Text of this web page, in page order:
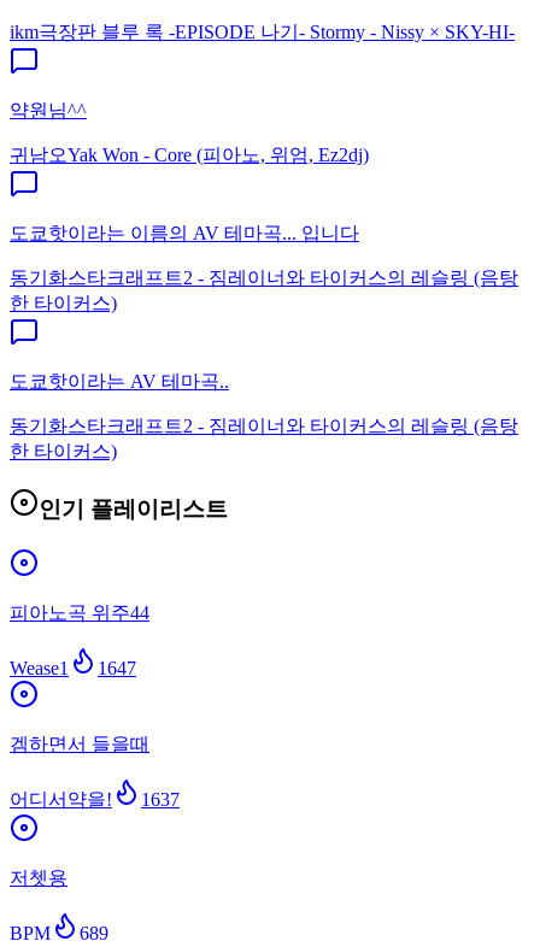
ikm극장판 블루 록 -EPISODE 나기- Stormy - Nissy × SKY-HI-
약원님^^
귀남오Yak Won - Core (피아노, 위엄, Ez2dj)
도쿄핫이라는 이름의 AV 테마곡... 입니다
동기화스타크래프트2 - 짐레이너와 타이커스의 레슬링 (음탕
한 타이커스)
도쿄핫이라는 AV 테마곡..
동기화스타크래프트2 - 짐레이너와 타이커스의 레슬링 (음탕
한 타이커스)
인기 플레이리스트
피아노곡 위주44
Wease1 1647
겜하면서 들을때
어디서약을! 1637
저쳇용
BPM 689